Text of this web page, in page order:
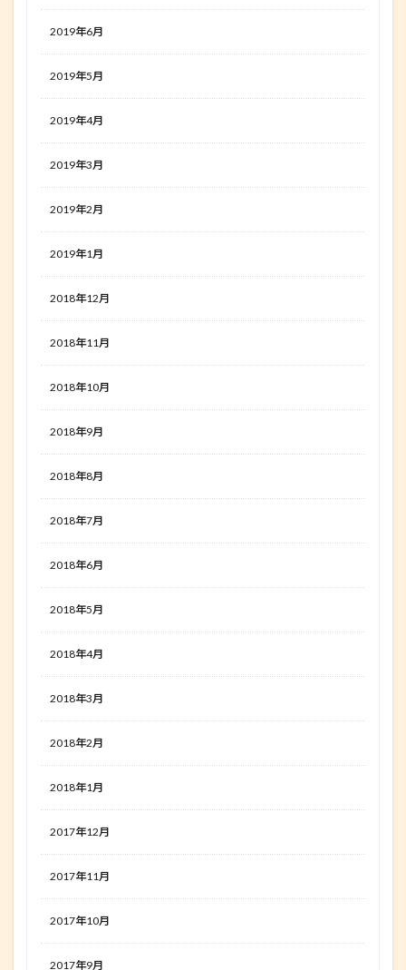
2019年6月
2019年5月
2019年4月
2019年3月
2019年2月
2019年1月
2018年12月
2018年11月
2018年10月
2018年9月
2018年8月
2018年7月
2018年6月
2018年5月
2018年4月
2018年3月
2018年2月
2018年1月
2017年12月
2017年11月
2017年10月
2017年9月